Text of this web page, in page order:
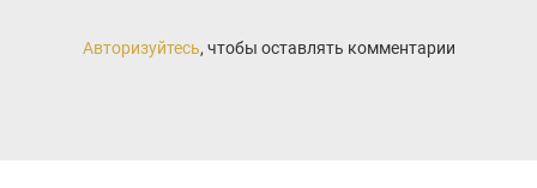
Авторизуйтесь, чтобы оставлять комментарии